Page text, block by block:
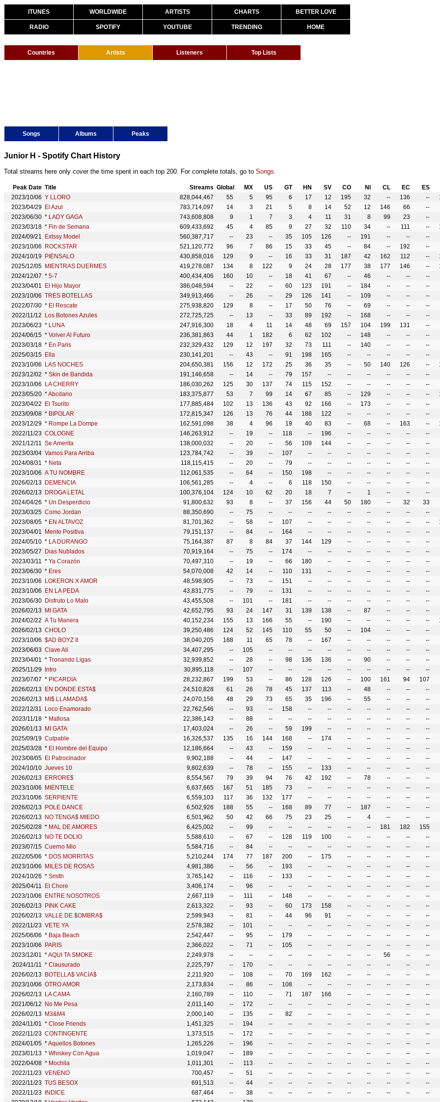
ITUNES WORLDWIDE ARTISTS CHARTS BETTER LOVE
RADIO SPOTIFY YOUTUBE TRENDING HOME
Countries Artists Listeners Top Lists
Songs Albums Peaks
Junior H - Spotify Chart History
Total streams here only cover the time spent in each top 200. For complete totals, go to Songs.
Peak Date Title Streams Global MX US GT HN SV CO NI CL EC ES
2023/10/06 Y LLORO 828,044,467 55 5 95 6 17 12 195 32 -- 136 --
2023/04/29 El Azul 783,714,097 14 3 21 5 8 14 52 12 146 66 --
2023/06/30 * LADY GAGA 743,608,808 9 1 7 3 4 11 31 8 99 23 --
2023/03/18 * Fin de Semana 609,433,692 45 4 85 9 27 32 110 34 -- 111 --
2024/09/21
Extssy Model 560,387,717 -- 23 -- 35 105 126 -- 191 -- -- --
2023/10/06
ROCKSTAR 521,120,772 96 7 86 15 33 45 -- 84 -- 192 --
2024/10/19
PIÉNSALO 430,858,016 129 9 -- 16 33 31 187 42 162 112 --
2025/12/05 MIENTRAS DUERMES 419,278,087 134 8 122 9 24 28 177 38 177 146 --
2024/12/07 * 5-7 400,434,406 160 10 -- 18 41 67 -- 46 -- -- --
2023/04/01
El Hijo Mayor 386,048,594 -- 22 -- 60 123 191 -- 184 -- -- --
2023/10/06 TRES BOTELLAS 349,913,466 -- 26 -- 29 126 141 -- 109 -- -- --
2022/07/30 * El Rescate 275,938,820 129 8 -- 17 50 76 -- 69 -- -- --
2022/11/12
Los Botones Azules 272,725,725 -- 13 -- 33 89 192 -- 168 -- -- --
2023/06/23 * LUNA 247,916,300 18 4 11 14 48 69 157 104 199 131 --
2024/06/15 * Volver Al Futuro 236,381,863 44 1 182 6 62 102 -- 148 -- -- --
2023/03/18 * En Paris 232,329,432 129 12 197 32 73 111 -- 140 -- -- --
2025/03/15 Ella 230,141,201 -- 43 -- 91 198 165 -- -- -- -- --
2023/10/06
LAS NOCHES 204,650,381 156 12 172 25 36 35 -- 50 140 126 --
2023/12/02 * Skin de Bandida 191,146,658 -- 14 -- 79 157 -- -- -- -- -- --
2023/10/06
LA CHERRY 186,030,262 125 30 137 74 115 152 -- -- -- -- --
2023/05/20 *Abcdario 183,375,877 53 7 99 14 67 85 -- 129 -- -- --
2023/04/22
El Tsurito 177,885,484 102 13 136 43 92 166 -- 173 -- -- --
2023/09/08 * BIPOLAR 172,815,347 126 13 76 44 188 122 -- -- -- -- --
2023/12/29 * Rompe La Dompe 162,591,098 38 4 96 19 40 83 -- 68 -- 163 --
2022/11/23 COLOGNE 146,263,912 -- 19 -- 118 -- 196 -- -- -- -- --
2021/12/11 Se Amerita 138,000,032 -- 20 -- 56 109 144 -- -- -- -- --
2023/03/04 Vamos Para Arriba 123,784,742 -- 39 -- 107 -- -- -- -- -- -- --
2024/08/31 * Neta 118,115,415 -- 20 -- 79 -- -- -- -- -- -- --
2023/10/06 A TU NOMBRE 112,061,535 -- 64 -- 150 198 -- -- -- -- -- --
2026/02/13 DEMENCIA 106,561,285 -- 4 -- 6 118 150 -- -- -- -- --
2026/02/13
DROGA LETAL 100,376,104 124 10 62 20 18 7 -- 1 -- -- --
2024/04/26 * Un Desperdicio 91,800,632 93 8 -- 37 156 44 50 180 -- 32 33
2023/03/25 Como Jordan 88,350,690 -- 75 -- -- -- -- -- -- -- -- --
2023/08/05 * EN ALTAVOZ 81,701,362 -- 58 -- 107 -- -- -- -- -- -- --
2023/04/01
Mente Positiva 79,151,137 -- 84 -- 164 -- -- -- -- -- -- --
2024/05/10 * LA DURANGO 75,164,387 87 8 84 37 144 129 -- -- -- -- --
2023/05/27
Dias Nublados 70,919,164 -- 75 -- 174 -- -- -- -- -- -- --
2023/03/11 * Ya Corazón 70,497,310 -- 19 -- 66 180 -- -- -- -- -- --
2023/06/30 * Eres 54,070,008 42 14 -- 110 131 -- -- -- -- -- --
2023/10/06
LOKERON X AMOR 48,598,905 -- 73 -- 151 -- -- -- -- -- -- --
2023/10/06
EN LA PEDA 43,831,775 -- 79 -- 131 -- -- -- -- -- -- --
2023/06/30 Disfruto Lo Malo 43,455,508 -- 101 -- 181 -- -- -- -- -- -- --
2026/02/13
MI GATA 42,652,795 93 24 147 31 139 138 -- 87 -- -- --
2024/02/22 A Tu Manera 40,152,234 155 13 166 55 -- 190 -- -- -- -- --
2026/02/13 CHOLO 39,250,486 124 52 145 110 55 50 -- 104 -- -- --
2023/10/06 $AD BOYZ II 38,040,205 188 11 65 78 -- 167 -- -- -- -- --
2023/06/03 Clave Ali 34,407,295 -- 105 -- -- -- -- -- -- -- -- --
2023/04/01 * Tronando Ligas 32,939,852 -- 28 -- 98 136 136 -- 90 -- -- --
2025/11/29
Intro 30,895,118 -- 107 -- -- -- -- -- -- -- -- --
2023/07/07 * PICARDÍA 28,232,867 199 53 -- 86 128 126 -- 100 161 94 107
2026/02/13
EN DONDE ESTA$ 24,510,828 61 26 78 45 137 113 -- 48 -- -- --
2026/02/13 MI$ LLAMADA$ 24,070,156 48 29 73 65 35 196 -- 55 -- -- --
2022/12/31
Loco Enamorado 22,762,546 -- 93 -- 158 -- -- -- -- -- -- --
2023/11/18 * Mafiosa 22,386,143 -- 88 -- -- -- -- -- -- -- -- --
2026/01/13
MI GATA 17,403,024 -- 26 -- 59 199 -- -- -- -- -- --
2025/09/19 Culpable 16,326,537 135 16 144 168 -- 174 -- -- -- -- --
2025/03/28 * El Hombre del Equipo 12,186,664 -- 43 -- 159 -- -- -- -- -- -- --
2023/08/05 El Patrocinador 9,902,188 -- 44 -- 147 -- -- -- -- -- -- --
2024/10/10 Jueves 10 9,802,639 -- 78 -- 155 -- 133 -- -- -- -- --
2026/02/13 ERRORE$ 8,554,567 79 39 94 76 42 192 -- 78 -- -- --
2023/10/06
MIÉNTELE 6,637,665 167 51 185 73 -- -- -- -- -- -- --
2023/10/06 SERPIENTE 6,559,103 117 36 132 177 -- -- -- -- -- -- --
2026/02/13
POLE DANCE 6,502,926 188 55 -- 168 89 77 -- 187 -- -- --
2026/02/13 NO TENGA$ MIEDO 6,501,962 50 42 66 75 23 25 -- 4 -- -- --
2025/02/28 * MAL DE AMORES 6,425,002 -- 99 -- -- -- -- -- -- 181 182 155
2026/02/13 NO TE DOLIO 5,588,610 -- 67 -- 128 119 100 -- -- -- -- --
2023/07/15 Cuerno Mio 5,584,716 -- 84 -- -- -- -- -- -- -- -- --
2022/05/06 * DOS MORRITAS 5,210,244 174 77 187 200 -- 175 -- -- -- -- --
2023/10/06
MILES DE ROSAS 4,981,386 -- 56 -- 193 -- -- -- -- -- -- --
2024/10/26 * Smith 3,765,142 -- 116 -- 133 -- -- -- -- -- -- --
2025/04/11
El Chore 3,406,174 -- 96 -- -- -- -- -- -- -- -- --
2023/10/06
ENTRE NOSOTROS 2,667,119 -- 111 -- 148 -- -- -- -- -- -- --
2026/02/13
PINK CAKE 2,613,322 -- 93 -- 60 173 158 -- -- -- -- --
2026/02/13 VALLE DE $OMBRA$ 2,599,943 -- 81 -- 44 96 91 -- -- -- -- --
2022/11/23 VETE YA 2,578,382 -- 101 -- -- -- -- -- -- -- -- --
2025/06/06 * Baja Beach 2,542,447 -- 95 -- 179 -- -- -- -- -- -- --
2023/10/06
PARIS 2,366,022 -- 71 -- 105 -- -- -- -- -- -- --
2023/12/01 *AQUI TA SMOKE 2,249,978 -- -- -- -- -- -- -- -- 56 -- --
2024/11/11 * Clausurado 2,225,797 -- 170 -- -- -- -- -- -- -- -- --
2026/02/13 BOTELLA$ VACÍA$ 2,211,920 -- 108 -- 70 169 162 -- -- -- -- --
2023/10/06 OTRO AMOR 2,173,834 -- 86 -- 108 -- -- -- -- -- -- --
2026/02/13 LA CAMA 2,160,789 -- 110 -- 71 187 166 -- -- -- -- --
2021/06/12
No Me Pesa 2,011,140 -- 172 -- -- -- -- -- -- -- -- --
2026/02/13 M3&M4 2,000,140 -- 135 -- 82 -- -- -- -- -- -- --
2024/11/01 * Close Friends 1,451,325 -- 194 -- -- -- -- -- -- -- -- --
2022/11/23 CONTINGENTE 1,373,515 -- 172 -- -- -- -- -- -- -- -- --
2024/01/05 *Aquellos Botones 1,265,226 -- 196 -- -- -- -- -- -- -- -- --
2023/01/13 * Whiskey Con Agua 1,019,047 -- 189 -- -- -- -- -- -- -- -- --
2022/04/08 * Mochila 1,011,301 -- 113 -- -- -- -- -- -- -- -- --
2022/11/23 VENENO 700,457 -- 51 -- -- -- -- -- -- -- -- --
2022/11/23 TUS BESOX 691,513 -- 44 -- -- -- -- -- -- -- -- --
2022/11/23
INDICE 687,464 -- 38 -- -- -- -- -- -- -- -- --